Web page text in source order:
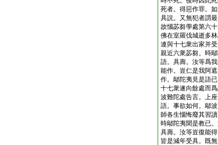
死者。得惡作罪。
具説。又無犯者謂
故惱苾芻學處第六
佛在室羅伐城逝多
連與十七衆出家并
親近六衆苾芻。時
語。具壽。汝等爲
能作。豈仁是我阿
作。鄔陀夷見是語
十七衆遂向餘處而
波難陀處告言。上
語。事欲如何。鄔
師各生惱悔廢其習
時鄔陀夷聞是教已
具壽。汝等豈復能
皆是減年受具。既